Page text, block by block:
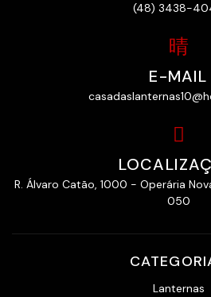
(48) 3438-
E-MAIL
R. Álvaro Catão, 1000 - Operária
050
Lanternas